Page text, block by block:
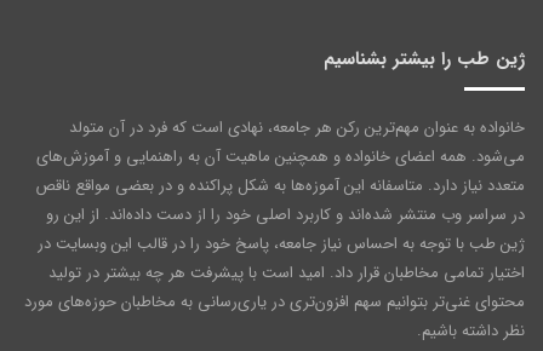
ژین طب را بیشتر بشناسیم
خانواده به عنوان مهم‌ترین رکن هر جامعه‌، نهادی است که فرد در آن متولد
می‌شود. همه اعضای خانواده و همچنین ماهیت آن به راهنمایی و آموزش‌های
متعدد نیاز دارد. متاسفانه این آموزه‌ها به شکل پراکنده و در بعضی مواقع ناقص
در سراسر وب منتشر شده‌اند و کاربرد اصلی خود را از دست داده‌اند. از این رو
ژین طب با توجه به احساس نیاز جامعه، پاسخ خود را در قالب این وبسایت در
اختیار تمامی مخاطبان قرار داد. امید است با پیشرفت هر چه بیشتر در تولید
محتوای غنی‌تر بتوانیم سهم افزون‌تری در یاری‌رسانی به مخاطبان حوزه‌های مورد
نظر داشته باشیم.